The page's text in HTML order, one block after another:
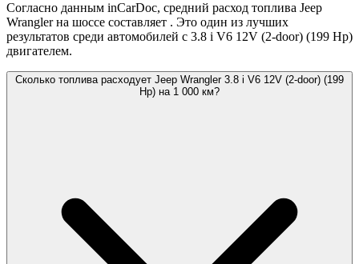
Согласно данным inCarDoc, средний расход топлива Jeep
Wrangler на шоссе составляет . Это один из лучших
результатов среди автомобилей с 3.8 i V6 12V (2-door) (199 Hp)
двигателем.
Сколько топлива расходует Jeep Wrangler 3.8 i V6 12V (2-door) (199
Hp) на 1 000 км?